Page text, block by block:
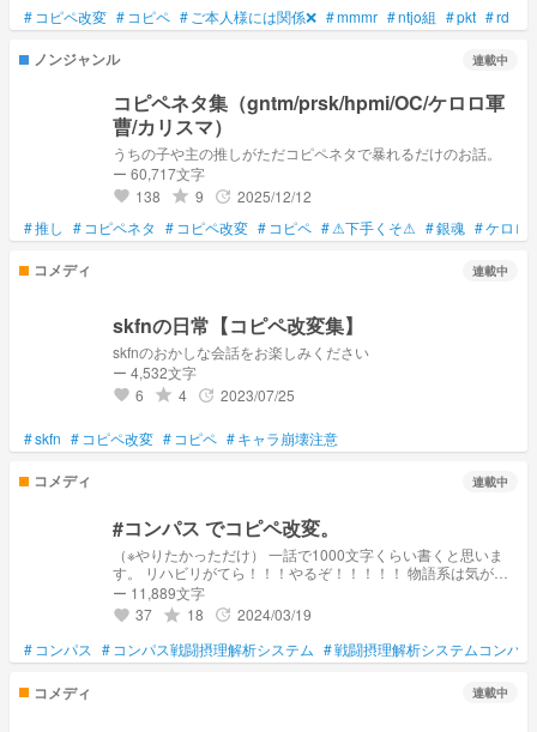
# コピペ改変 # コピペ # ご本人様には関係❌ #mmmr #ntjo組 #pkt #rd
ノンジャンル 連載中
コピペネタ集（gntm/prsk/hpmi/OC/ケロロ軍
曹/カリスマ）
うちの子や主の推しがただコピペネタで暴れるだけのお話。
ー 60,717文字
favorite 138 grade 9 update 2025/12/12
#推し # コピペネタ # コピペ改変 # コピペ #⚠下手くそ⚠ #銀魂 #ケロロ
コメディ 連載中
skfnの日常【コピペ改変集】
skfnのおかしな会話をお楽しみください
ー 4,532文字
favorite 6 grade 4 update 2023/07/25
#skfn # コピペ改変 # コピペ #キャラ崩壊注意
コメディ 連載中
#コンパス でコピペ改変。
（※やりたかっただけ） 一話で1000文字くらい書くと思いま
す。 リハビリがてら！！！やるぞ！！！！！ 物語系は気が向
いたら書くかもしれなくなくなくなくなくなく（以下略） す
っごくキャラ崩壊。コピペだもの。
ー 11,889文字
favorite 37 grade 18 update 2024/03/19
# コンパス # コンパス戦闘摂理解析システム #戦闘摂理解析システムコンパス
コメディ 連載中